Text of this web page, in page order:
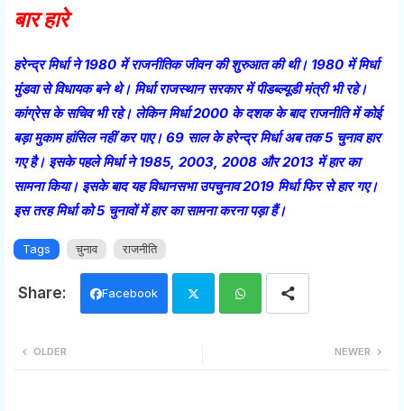
बार हारे
हरेन्द्र मिर्धा ने 1980 में राजनीतिक जीवन की शुरुआत की थी। 1980 में मिर्धा
मुंडवा से विधायक बने थे। मिर्धा राजस्थान सरकार में पीडब्ल्यूडी मंत्री भी रहे।
कांग्रेस के सचिव भी रहे। लेकिन मिर्धा 2000 के दशक के बाद राजनीति में कोई
बड़ा मुकाम हांसिल नहीं कर पाए। 69 साल के हरेन्द्र मिर्धा अब तक 5 चुनाव हार
गए है। इसके पहले मिर्धा ने 1985, 2003, 2008 और 2013 में हार का
सामना किया। इसके बाद यह विधानसभा उपचुनाव 2019 मिर्धा फिर से हार गए।
इस तरह मिर्धा को 5 चुनावों में हार का सामना करना पड़ा हैं।
Tags चुनाव राजनीति
Facebook
NEWER
OLDER